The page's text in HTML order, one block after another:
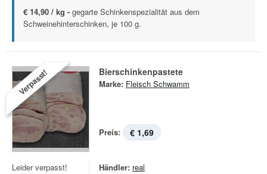
€ 14,90 / kg - gegarte Schinkenspezialität aus dem
Schweinehinterschinken, je 100 g.
Verpasst! Bierschinkenpastete
Marke: Fleisch Schwamm
Preis: € 1,69
Leider verpasst!
Händler: real